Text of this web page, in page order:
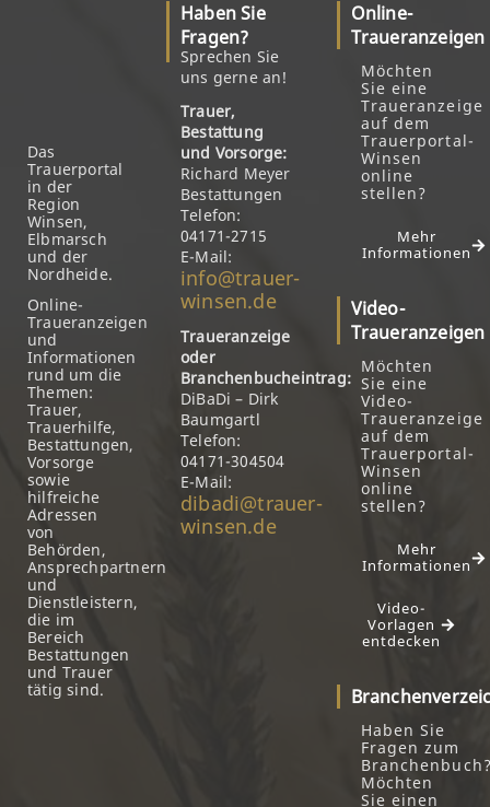
Das
Trauerportal
in der
Region
Winsen,
Elbmarsch
und der
Nordheide.
Online-
Traueranzeigen
und
Informationen
rund um die
Themen:
Trauer,
Trauerhilfe,
Bestattungen,
Vorsorge
sowie
hilfreiche
Adressen
von
Behörden,
Ansprechpartnern
und
Dienstleistern,
die im
Bereich
Bestattungen
und Trauer
tätig sind.
Haben Sie
Fragen?
Sprechen Sie
uns gerne an!
Trauer,
Bestattung
und Vorsorge:
Richard Meyer
Bestattungen
Telefon:
04171-2715
E-Mail:
info@trauer-
winsen.de
Traueranzeige
oder
Branchenbucheintrag:
DiBaDi – Dirk
Baumgartl
Telefon:
04171-304504
E-Mail:
dibadi@trauer-
winsen.de
Online-
Traueranzeigen
Möchten
Sie eine
Traueranzeige
auf dem
Trauerportal-
Winsen
online
stellen?
Mehr
Informationen
Video-
Traueranzeigen
Möchten
Sie eine
Video-
Traueranzeige
auf dem
Trauerportal-
Winsen
online
stellen?
Mehr
Informationen
Video-
Vorlagen
entdecken
Haben Sie
Fragen zum
Möchten
Sie einen